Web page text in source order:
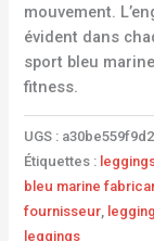
mouvement.
évident dans
sport bleu
fitness.
UGS : a30be559f9d2
Étiquettes :
bleu marine
fournisseur
leggings